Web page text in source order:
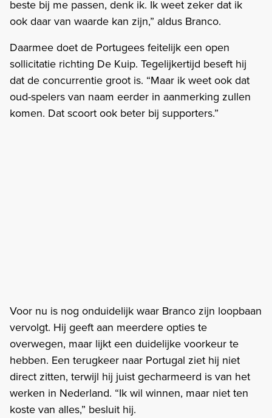
beste bij me passen, denk ik. Ik weet zeker dat ik
ook daar van waarde kan zijn,” aldus Branco.
Daarmee doet de Portugees feitelijk een open
sollicitatie richting De Kuip. Tegelijkertijd beseft hij
dat de concurrentie groot is. “Maar ik weet ook dat
oud-spelers van naam eerder in aanmerking zullen
komen. Dat scoort ook beter bij supporters.”
Voor nu is nog onduidelijk waar Branco zijn loopbaan
vervolgt. Hij geeft aan meerdere opties te
overwegen, maar lijkt een duidelijke voorkeur te
hebben. Een terugkeer naar Portugal ziet hij niet
direct zitten, terwijl hij juist gecharmeerd is van het
werken in Nederland. “Ik wil winnen, maar niet ten
koste van alles,” besluit hij.